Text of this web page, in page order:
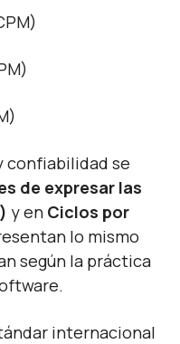
confiabilidad se
de expresar las
y en Ciclos por
lo mismo
según la práctica
internacional